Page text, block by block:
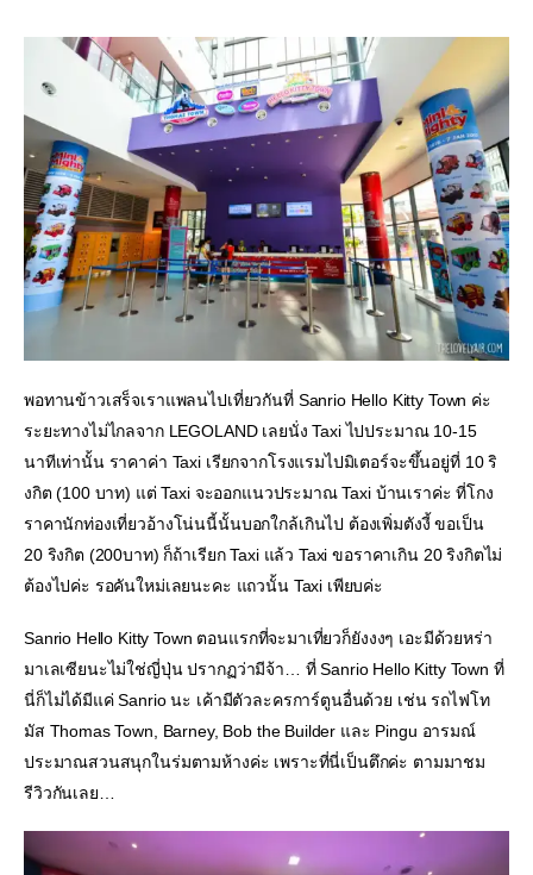
พอทานข้าวเสร็จเราแพลนไปเที่ยวกันที่ Sanrio Hello Kitty Town ค่ะ
ระยะทางไม่ไกลจาก LEGOLAND เลยนั่ง Taxi ไปประมาณ 10-15
นาทีเท่านั้น ราคาค่า Taxi เรียกจากโรงแรมไปมิเตอร์จะขึ้นอยู่ที่ 10 ริ
งกิต (100 บาท) แต่ Taxi จะออกแนวประมาณ Taxi บ้านเราค่ะ ที่โกง
ราคานักท่องเที่ยวอ้างโน่นนี้นั้นบอกใกล้เกินไป ต้องเพิ่มตังงี้ ขอเป็น
20 ริงกิต (200บาท) ก็ถ้าเรียก Taxi แล้ว Taxi ขอราคาเกิน 20 ริงกิตไม่
ต้องไปค่ะ รอคันใหม่เลยนะคะ แถวนั้น Taxi เพียบค่ะ
Sanrio Hello Kitty Town ตอนแรกที่จะมาเที่ยวก็ยังงงๆ เอะมีด้วยหร่า
มาเลเซียนะไม่ใช่ญี่ปุ่น ปรากฏว่ามีจ้า… ที่ Sanrio Hello Kitty Town ที่
นี่ก็ไม่ได้มีแค่ Sanrio นะ เค้ามีตัวละครการ์ตูนอื่นด้วย เช่น รถไฟโท
มัส Thomas Town, Barney, Bob the Builder และ Pingu อารมณ์
ประมาณสวนสนุกในร่มตามห้างค่ะ เพราะที่นี่เป็นตึกค่ะ ตามมาชม
รีวิวกันเลย…